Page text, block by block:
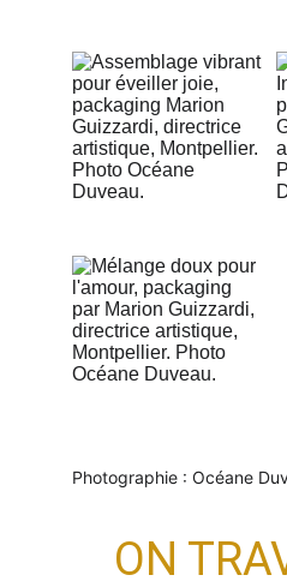
Photographie : Océane
ON